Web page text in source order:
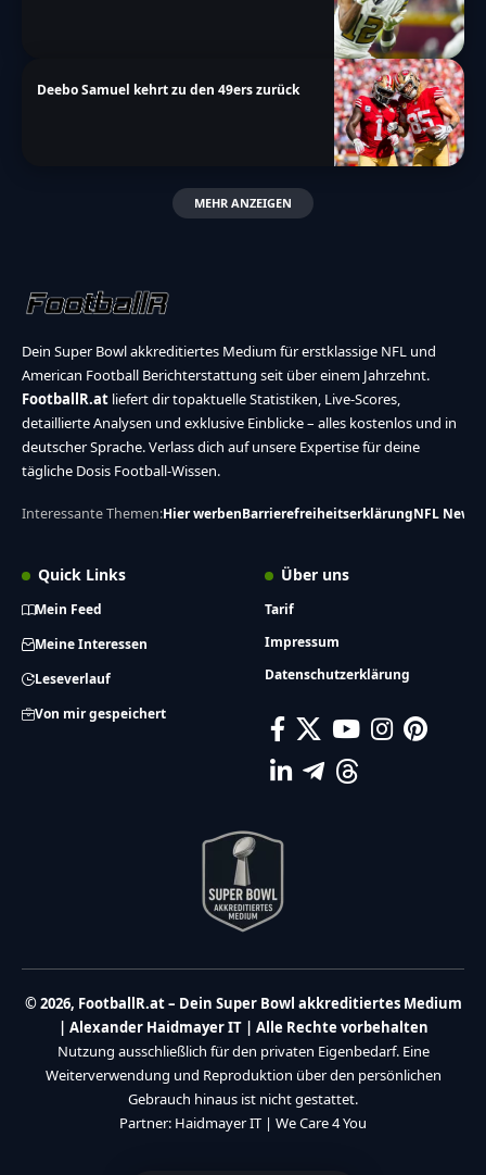
Deebo Samuel kehrt zu den 49ers zurück
MEHR ANZEIGEN
Dein Super Bowl akkreditiertes Medium für erstklassige NFL und
American Football Berichterstattung seit über einem Jahrzehnt.
FootballR.at liefert dir topaktuelle Statistiken, Live-Scores,
detaillierte Analysen und exklusive Einblicke – alles kostenlos und in
deutscher Sprache. Verlass dich auf unsere Expertise für deine
tägliche Dosis Football-Wissen.
Interessante Themen:Hier werbenBarrierefreiheitserklärungNFL News
Quick Links
Mein Feed
Meine Interessen
Leseverlauf
Von mir gespeichert
Über uns
Tarif
Impressum
Datenschutzerklärung
© 2026, FootballR.at – Dein Super Bowl akkreditiertes Medium
| Alexander Haidmayer IT | Alle Rechte vorbehalten
Nutzung ausschließlich für den privaten Eigenbedarf. Eine
Weiterverwendung und Reproduktion über den persönlichen
Gebrauch hinaus ist nicht gestattet.
Partner: Haidmayer IT | We Care 4 You